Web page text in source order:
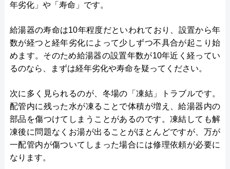
年劣化」や「寿命」です。
給湯器の寿命は10年程度だといわれており、設置から年
数が経つと経年劣化によって少しずつ不具合が起こり始
めます。そのため給湯器の設置年数が10年近く経ってい
るのなら、まずは経年劣化や寿命を疑ってください。
次に多く見られるのが、冬場の「凍結」トラブルです。
配管内に残った水が凍ることで体積が増え、給湯器内の
部品を傷つけてしまうことがあるのです。凍結しても解
凍後に問題なくお湯が出ることがほとんどですが、万が
一配管内が傷ついてしまった場合には修理依頼が必要に
なります。